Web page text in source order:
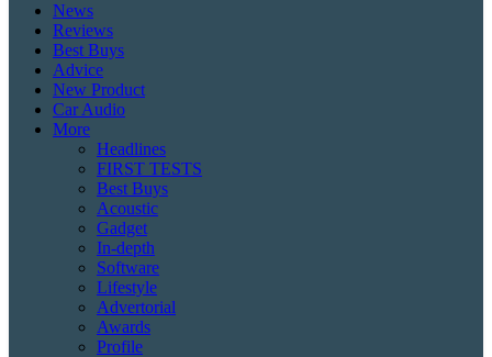
News
Reviews
Best Buys
Advice
New Product
Car Audio
More
Headlines
FIRST TESTS
Best Buys
Acoustic
Gadget
In-depth
Software
Lifestyle
Advertorial
Awards
Profile